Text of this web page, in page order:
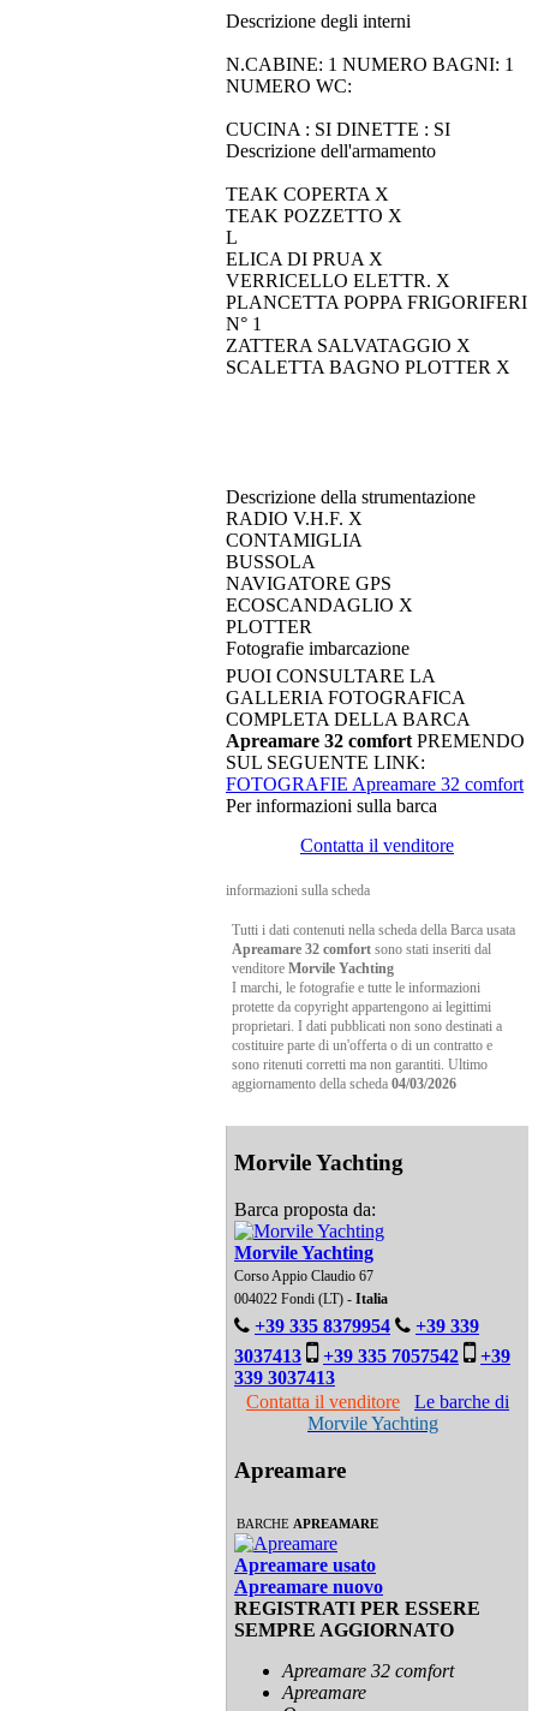
Descrizione degli interni
N.CABINE: 1 NUMERO BAGNI: 1
NUMERO WC:
CUCINA : SI DINETTE : SI
Descrizione dell'armamento
TEAK COPERTA X
TEAK POZZETTO X
L
ELICA DI PRUA X
VERRICELLO ELETTR. X
PLANCETTA POPPA FRIGORIFERI
N° 1
ZATTERA SALVATAGGIO X
SCALETTA BAGNO PLOTTER X
Descrizione della strumentazione
RADIO V.H.F. X
CONTAMIGLIA
BUSSOLA
NAVIGATORE GPS
ECOSCANDAGLIO X
PLOTTER
Fotografie imbarcazione
PUOI CONSULTARE LA
GALLERIA FOTOGRAFICA
COMPLETA DELLA BARCA
Apreamare 32 comfort PREMENDO
SUL SEGUENTE LINK:
FOTOGRAFIE Apreamare 32 comfort
Per informazioni sulla barca
Contatta il venditore
informazioni sulla scheda
Tutti i dati contenuti nella scheda della Barca usata
Apreamare 32 comfort sono stati inseriti dal
venditore Morvile Yachting
I marchi, le fotografie e tutte le informazioni
protette da copyright appartengono ai legittimi
proprietari. I dati pubblicati non sono destinati a
costituire parte di un'offerta o di un contratto e
sono ritenuti corretti ma non garantiti. Ultimo
aggiornamento della scheda 04/03/2026
Morvile Yachting
Barca proposta da:
Morvile Yachting
Corso Appio Claudio 67
004022 Fondi (LT) - Italia
+39 335 8379954
+39 339
3037413
+39 335 7057542
+39
339 3037413
Contatta il venditore
Le barche di
Morvile Yachting
Apreamare
BARCHE APREAMARE
Apreamare usato
Apreamare nuovo
REGISTRATI PER ESSERE
SEMPRE AGGIORNATO
Apreamare 32 comfort
Apreamare